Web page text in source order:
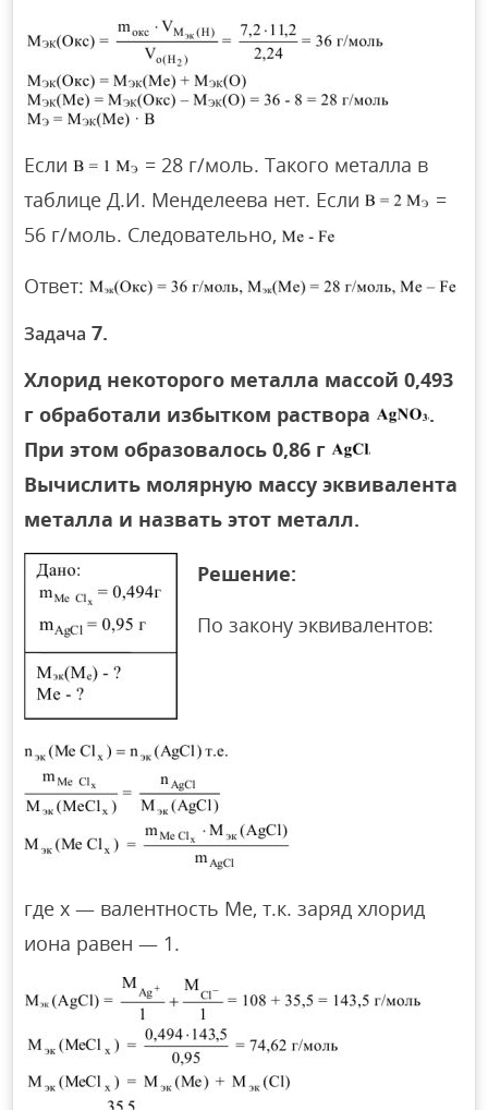
Если
= 28 г/моль. Такого металла в
таблице Д.И. Менделеева нет. Если
=
56 г/моль. Следовательно,
Ответ:
Задача 7.
Хлорид некоторого металла массой 0,493
г обработали избытком раствора
.
При этом образовалось 0,86 г
Вычислить молярную массу эквивалента
металла и назвать этот металл.
Решение:
По закону эквивалентов:
где х — валентность Me, т.к. заряд хлорид
иона равен — 1.